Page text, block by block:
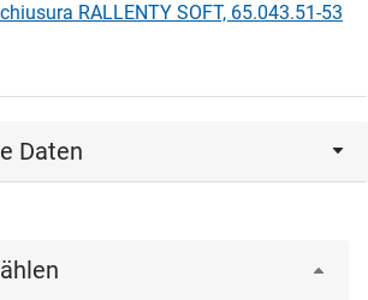
RALLENTY SOFT, 65.043.51-53
Daten